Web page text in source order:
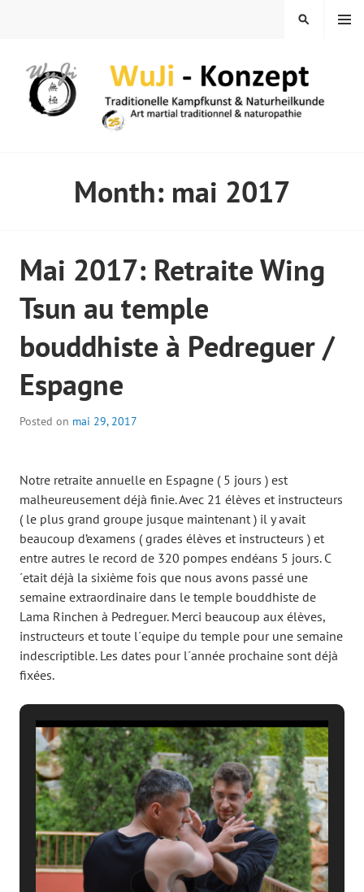
MENU
SEARCH
Month: mai 2017
Mai 2017: Retraite Wing
Tsun au temple
bouddhiste à Pedreguer /
Espagne
Posted on mai 29, 2017
Notre retraite annuelle en Espagne ( 5 jours ) est
malheureusement déjà finie. Avec 21 élèves et instructeurs
( le plus grand groupe jusque maintenant ) il y avait
beaucoup d’examens ( grades élèves et instructeurs ) et
entre autres le record de 320 pompes endéans 5 jours. C
´etait déjà la sixième fois que nous avons passé une
semaine extraordinaire dans le temple bouddhiste de
Lama Rinchen à Pedreguer. Merci beaucoup aux élèves,
instructeurs et toute l´equipe du temple pour une semaine
indescriptible. Les dates pour l´année prochaine sont déjà
fixées.